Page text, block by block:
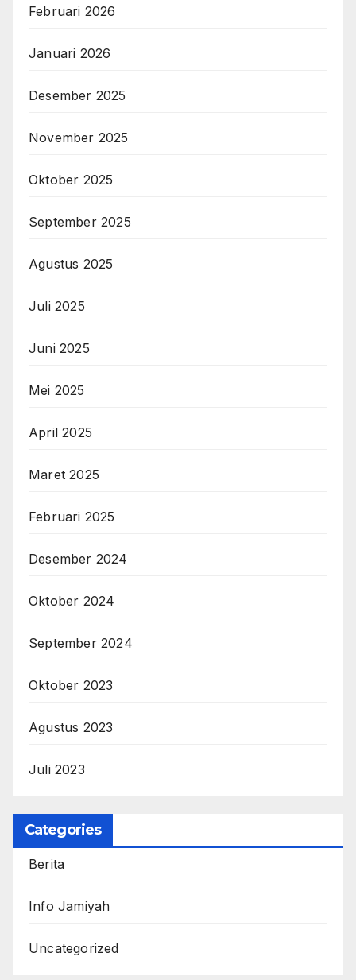
Februari 2026
Januari 2026
Desember 2025
November 2025
Oktober 2025
September 2025
Agustus 2025
Juli 2025
Juni 2025
Mei 2025
April 2025
Maret 2025
Februari 2025
Desember 2024
Oktober 2024
September 2024
Oktober 2023
Agustus 2023
Juli 2023
Categories
Berita
Info Jamiyah
Uncategorized